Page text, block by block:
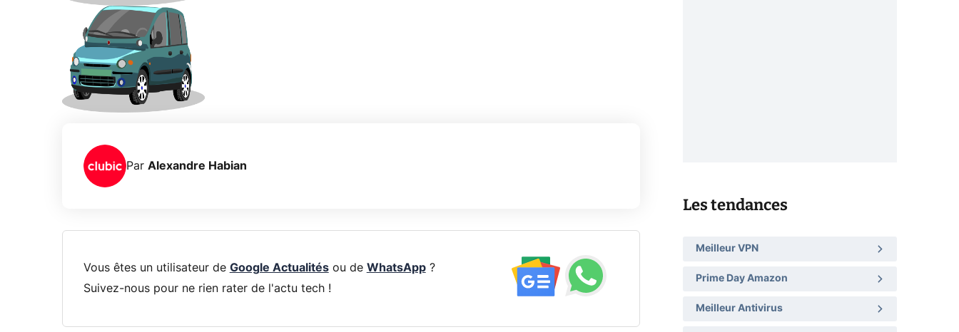
Par Alexandre Habian
Vous êtes un utilisateur de Google Actualitésou de WhatsApp?
Suivez-nous pour ne rien rater de l'actu tech !
Les tendances
Meilleur VPN
Prime Day Amazon
Meilleur Antivirus